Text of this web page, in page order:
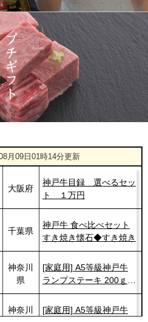
月09日01時14分更新
大阪府
神戸牛目録 選べるセッ
ト １万円 2個セット
神奈川
県
[訳あり][家庭用] A5等級
神戸牛 サーロインステー
キ 200g
福岡県
神戸牛カタログギフト
１万円
県
８千円
大阪府
神戸牛目録 選べるセッ
ト １万円
千葉県
神戸牛 食べ比べセット
すき焼き懐石◆すき焼き
神奈川
県
[家庭用] A5等級神戸牛
ランプステーキ 200ｇ〜
1kg
神奈川
[家庭用] A5等級神戸牛